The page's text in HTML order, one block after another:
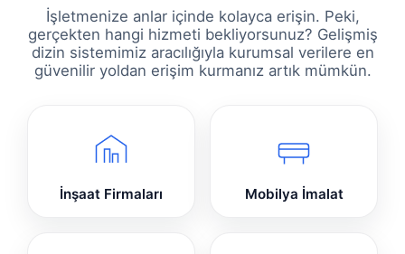
İşletmenize anlar içinde kolayca erişin. Peki,
gerçekten hangi hizmeti bekliyorsunuz? Gelişmiş
dizin sistemimiz aracılığıyla kurumsal verilere en
güvenilir yoldan erişim kurmanız artık mümkün.
İnşaat Firmaları Mobilya İmalat